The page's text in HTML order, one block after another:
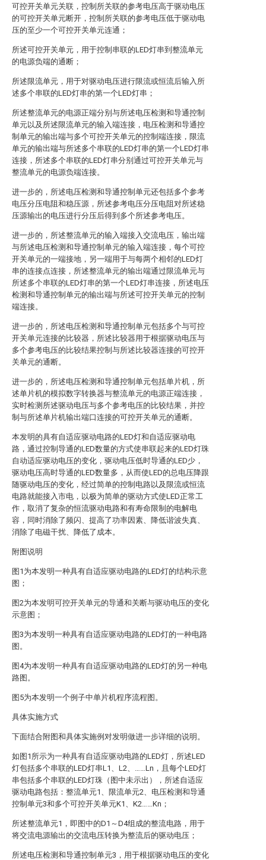
可控开关单元关联，控制所关联的参考电压高于驱动电压
的可控开关单元断开，控制所关联的参考电压低于驱动电
压的至少一个可控开关单元连通；
所述可控开关单元，用于控制串联的LED灯串到整流单元
的电源负端的通断；
所述限流单元，用于对驱动电压进行限流或恒流后输入所
述多个串联的LED灯串的第一个LED灯串；
所述整流单元的电源正端分别与所述电压检测和导通控制
单元以及所述限流单元的输入端连接，电压检测和导通控
制单元的输出端与多个可控开关单元的控制端连接，限流
单元的输出端与所述多个串联的LED灯串的第一个LED灯串
连接，所述多个串联的LED灯串分别通过可控开关单元与
整流单元的电源负端连接。
进一步的，所述电压检测和导通控制单元还包括多个参考
电压分压电阻和稳压源，所述参考电压分压电阻对所述稳
压源输出的电压进行分压后得到多个所述参考电压。
进一步的，所述整流单元的输入端接入交流电压，输出端
与所述电压检测和导通控制单元的输入端连接，每个可控
开关单元的一端接地，另一端用于与每两个相邻的LED灯
串的连接点连接，所述整流单元的输出端通过限流单元与
所述多个串联的LED灯串的第一个LED灯串连接，所述电压
检测和导通控制单元的输出端与所述可控开关单元的控制
端连接。
进一步的，所述电压检测和导通控制单元包括多个与可控
开关单元连接的比较器，所述比较器用于根据驱动电压与
多个参考电压的比较结果控制与所述比较器连接的可控开
关单元的通断。
进一步的，所述电压检测和导通控制单元包括单片机，所
述单片机的模拟数字转换器与整流单元的电源正端连接，
实时检测所述驱动电压与多个参考电压的比较结果，并控
制与所述单片机输出端口连接的可控开关单元的通断。
本发明的具有自适应驱动电路的LED灯和自适应驱动电
路，通过控制导通的LED数量的方式使串联起来的LED灯珠
自动适应驱动电压的变化，驱动电压低时导通的LED少，
驱动电压高时导通的LED数量多，从而使LED的总电压降跟
随驱动电压的变化，经过简单的控制电路以及限流或恒流
电路就能接入市电，以极为简单的驱动方式使LED正常工
作，取消了复杂的恒流驱动电路和有寿命限制的电解电
容，同时消除了频闪、提高了功率因素、降低谐波失真、
消除了电磁干扰、降低了成本。
附图说明
图1为本发明一种具有自适应驱动电路的LED灯的结构示意
图；
图2为本发明可控开关单元的导通和关断与驱动电压的变化
示意图；
图3为本发明一种具有自适应驱动电路的LED灯的一种电路
图。
图4为本发明一种具有自适应驱动电路的LED灯的另一种电
路图。
图5为本发明一个例子中单片机程序流程图。
具体实施方式
下面结合附图和具体实施例对发明做进一步详细的说明。
如图1所示为一种具有自适应驱动电路的LED灯，所述LED
灯包括多个串联的LED灯串L1、L2、……Ln，且每个LED灯
串包括多个串联的LED灯珠（图中未示出），所述自适应
驱动电路包括：整流单元1、限流单元2、电压检测和导通
控制单元3和多个可控开关单元K1、K2……Kn；
所述整流单元1，即图中的D1～D4组成的整流电路，用于
将交流电源输出的交流电压转换为整流后的驱动电压；
所述电压检测和导通控制单元3，用于根据驱动电压的变化